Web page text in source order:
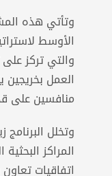
وتأتي هذه
والتي تركز
العمل
منافسين على
وتخلل
المراكز
اتفاقيات